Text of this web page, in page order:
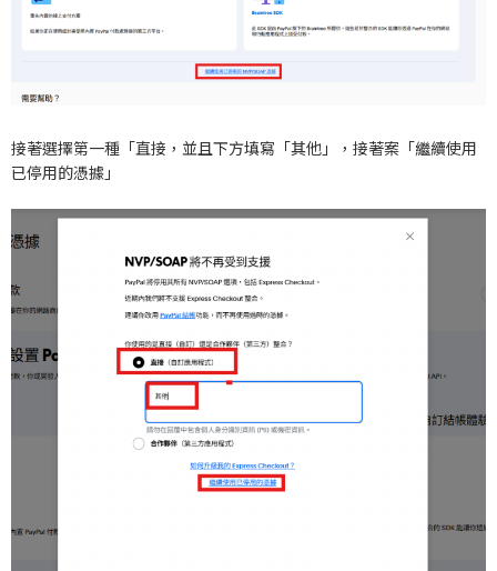
接著選擇第一種「直接，並且下方填寫「其他」，接著案「繼續使用
已停用的憑據」